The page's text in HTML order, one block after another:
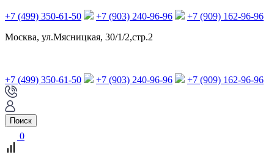
+7 (499) 350-61-50 +7 (903) 240-96-96
+7 (909) 162-96-96
Москва, ул.Мясницкая, 30/1/2,стр.2
+7 (499) 350-61-50 +7 (903) 240-96-96 +7 (909) 162-96-96
Поиск
0